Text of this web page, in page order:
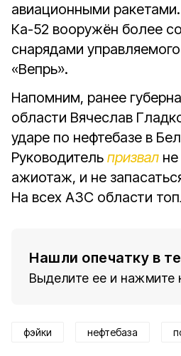
авиационными
Ка-52 вооружён более
снарядами
«Вепрь».
Напомним, ранее
области Вячеслав
ударе по нефтебазе в
Руководитель призвал
ажиотаж, и не
На всех АЗС области
Нашли опечатку в
Выделите ее и нажмите
фэйки нефтебаза